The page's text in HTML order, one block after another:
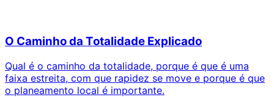
O Caminho da Totalidade Explicado
Qual é o caminho da totalidade, porque é que é uma
faixa estreita, com que rapidez se move e porque é que
o planeamento local é importante.